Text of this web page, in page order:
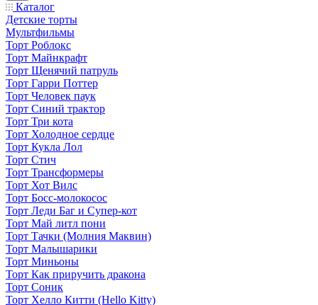
Каталог
Детские торты
Мультфильмы
Торт Роблокс
Торт Майнкрафт
Торт Щенячий патруль
Торт Гарри Поттер
Торт Человек паук
Торт Синий трактор
Торт Три кота
Торт Холодное сердце
Торт Кукла Лол
Торт Стич
Торт Трансформеры
Торт Хот Вилс
Торт Босс-молокосос
Торт Леди Баг и Супер-кот
Торт Май литл пони
Торт Тачки (Молния Маквин)
Торт Малышарики
Торт Миньоны
Торт Как приручить дракона
Торт Соник
Торт Хелло Китти (Hello Kitty)